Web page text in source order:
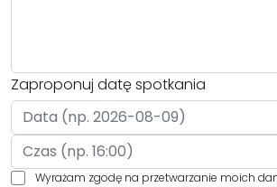
Zaproponuj datę spotkania
Wyrażam zgodę na przetwarzanie moich